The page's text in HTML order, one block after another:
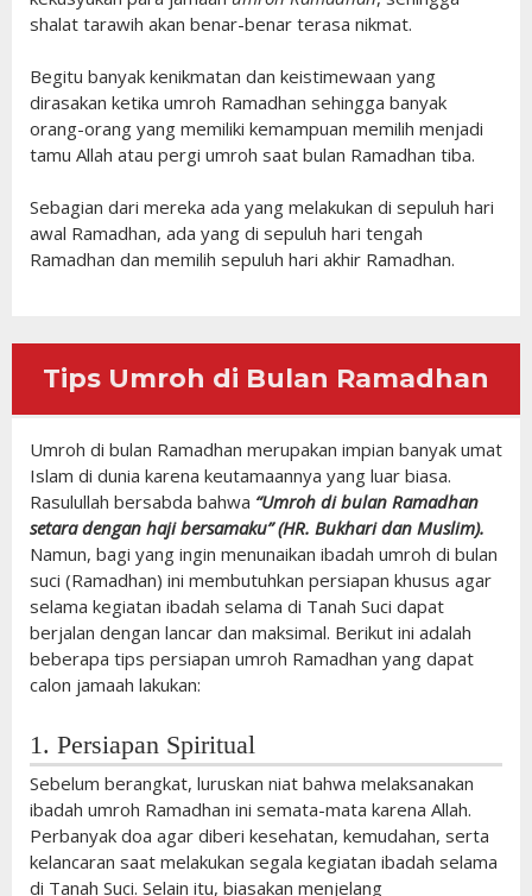
shalat tarawih akan benar-benar terasa nikmat.
Begitu banyak kenikmatan dan keistimewaan yang
dirasakan ketika umroh Ramadhan sehingga banyak
orang-orang yang memiliki kemampuan memilih menjadi
tamu Allah atau pergi umroh saat bulan Ramadhan tiba.
Sebagian dari mereka ada yang melakukan di sepuluh hari
awal Ramadhan, ada yang di sepuluh hari tengah
Ramadhan dan memilih sepuluh hari akhir Ramadhan.
Tips Umroh di Bulan Ramadhan
Umroh di bulan Ramadhan merupakan impian banyak umat
Islam di dunia karena keutamaannya yang luar biasa.
Rasulullah bersabda bahwa “Umroh di bulan Ramadhan
setara dengan haji bersamaku” (HR. Bukhari dan Muslim).
Namun, bagi yang ingin menunaikan ibadah umroh di bulan
suci (Ramadhan) ini membutuhkan persiapan khusus agar
selama kegiatan ibadah selama di Tanah Suci dapat
berjalan dengan lancar dan maksimal. Berikut ini adalah
beberapa tips persiapan umroh Ramadhan yang dapat
calon jamaah lakukan:
1. Persiapan Spiritual
Sebelum berangkat, luruskan niat bahwa melaksanakan
ibadah umroh Ramadhan ini semata-mata karena Allah.
Perbanyak doa agar diberi kesehatan, kemudahan, serta
kelancaran saat melakukan segala kegiatan ibadah selama
di Tanah Suci. Selain itu, biasakan menjelang